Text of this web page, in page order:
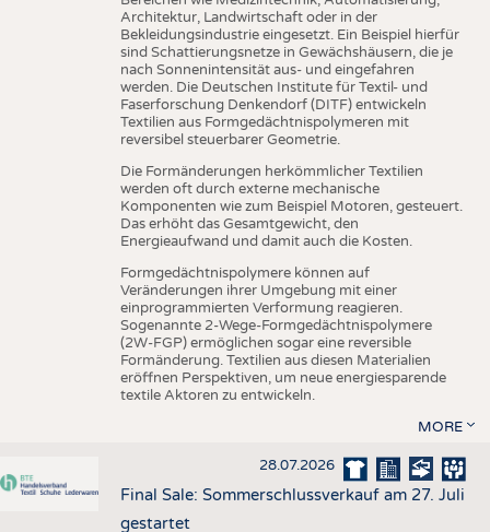
Architektur, Landwirtschaft oder in der
Bekleidungsindustrie eingesetzt. Ein Beispiel hierfür
sind Schattierungsnetze in Gewächshäusern, die je
nach Sonnenintensität aus- und eingefahren
werden. Die Deutschen Institute für Textil- und
Faserforschung Denkendorf (DITF) entwickeln
Textilien aus Formgedächtnispolymeren mit
reversibel steuerbarer Geometrie.
Die Formänderungen herkömmlicher Textilien
werden oft durch externe mechanische
Komponenten wie zum Beispiel Motoren, gesteuert.
Das erhöht das Gesamtgewicht, den
Energieaufwand und damit auch die Kosten.
Formgedächtnispolymere können auf
Veränderungen ihrer Umgebung mit einer
einprogrammierten Verformung reagieren.
Sogenannte 2-Wege-Formgedächtnispolymere
(2W-FGP) ermöglichen sogar eine reversible
Formänderung. Textilien aus diesen Materialien
eröffnen Perspektiven, um neue energiesparende
textile Aktoren zu entwickeln.
MORE
28.07.2026
Final Sale: Sommerschlussverkauf am 27. Juli
gestartet